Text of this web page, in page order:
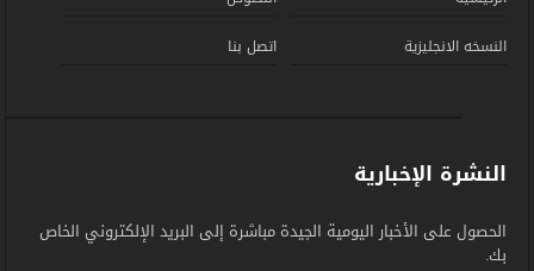
النسخه الانجليزية
اتصل بنا
النشرة الإخبارية
الحصول على الأخبار اليومية الجيدة مباشرة إلى البريد الإلكتروني الخاص
بك.